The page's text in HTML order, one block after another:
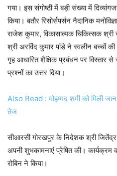
गया। इस संगोष्ठी में बड़ी संख्या में
किया। बतौर रिसोर्सपर्सन नैदानिक
राजेश कुमार, विकासात्मक चिकित्सक
श्री अरविंद कुमार पांडे ने स्वलीन बच्चों
गृह आधारित शैक्षिक प्रबंधन पर विस्तार से
प्रश्नों का उत्तर दिया।
Also Read : मोहम्मद शमी को मिली
तेज
सीआरसी गोरखपुर के निदेशक श्री
अपनी शुभकामनाएं प्रेषित की।
रोबिन ने किया।